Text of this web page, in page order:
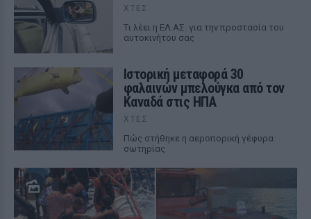
ΧΤΕΣ
Tι λέει η ΕΛ.ΑΣ. για την προστασία του
αυτοκινήτου σας
Ιστορική μεταφορά 30
φαλαινών μπελούγκα από τον
Καναδά στις ΗΠΑ
ΧΤΕΣ
Πώς στήθηκε η αεροπορική γέφυρα
σωτηρίας